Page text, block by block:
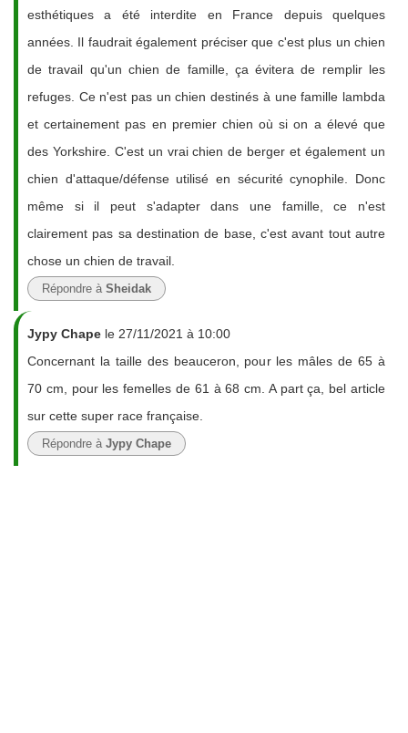
esthétiques a été interdite en France depuis quelques
années. Il faudrait également préciser que c'est plus un chien
de travail qu'un chien de famille, ça évitera de remplir les
refuges. Ce n'est pas un chien destinés à une famille lambda
et certainement pas en premier chien où si on a élevé que
des Yorkshire. C'est un vrai chien de berger et également un
chien d'attaque/défense utilisé en sécurité cynophile. Donc
même si il peut s'adapter dans une famille, ce n'est
clairement pas sa destination de base, c'est avant tout autre
chose un chien de travail.
Répondre à Sheidak
Jypy Chape le 27/11/2021 à 10:00
Concernant la taille des beauceron, pour les mâles de 65 à
70 cm, pour les femelles de 61 à 68 cm. A part ça, bel article
sur cette super race française.
Répondre à Jypy Chape